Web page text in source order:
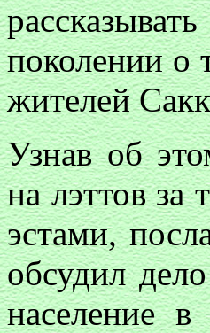
поколении о
жителей
Узнав об
на лэттов
эстами,
обсудил
население